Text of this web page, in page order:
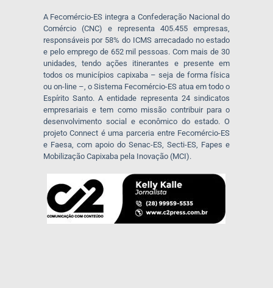
A Fecomércio-ES integra a Confederação Nacional do
Comércio (CNC) e representa 405.455 empresas,
responsáveis por 58% do ICMS arrecadado no estado
e pelo emprego de 652 mil pessoas. Com mais de 30
unidades, tendo ações itinerantes e presente em
todos os municípios capixaba – seja de forma física
ou on-line –, o Sistema Fecomércio-ES atua em todo o
Espírito Santo. A entidade representa 24 sindicatos
empresariais e tem como missão contribuir para o
desenvolvimento social e econômico do estado. O
projeto Connect é uma parceria entre Fecomércio-ES
e Faesa, com apoio do Senac-ES, Secti-ES, Fapes e
Mobilização Capixaba pela Inovação (MCI).